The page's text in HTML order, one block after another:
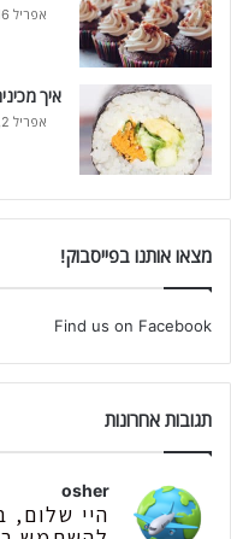
אפריל 16, 2024
איך
אפריל 2, 2024
מצאו אותנו בפייסבוק!
Find us on Facebook
תגובות אחרונות
osher
היי שלום,